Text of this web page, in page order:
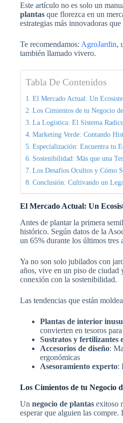
Este artículo no es solo un
plantas que florezca en un
estrategias más innovadoras
Te recomendamos: AgroJardin,
también llamado vivero.
Tabla De Contenidos
El Mercado Actual: Un
Los Cimientos de tu Negocio
La Logística: El Sistema
Marketing Verde: Contando
Especialización: Encuentra tu
Sostenibilidad: Más que una
Los Desafíos Ocultos y Cómo
Conclusión: Cultivando un
El Mercado Actual: Un
Antes de plantar la primera
histórico. Según datos de la
un 65% durante los últimos tres
Ya no son solo jubilados con
años, vive en un piso de ciudad
conexión con la sostenibilidad.
Las tendencias que están
Plantas de interior
convierten en tesoros
Sustratos y fertilizantes
Accesorios de diseño:
ergonómicas
Asesoramiento experto:
Los Cimientos de tu Negocio
Un negocio de plantas exitoso
esperar que alguien las compre.